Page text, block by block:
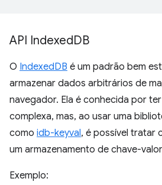
API IndexedDB
O IndexedDB é um padrão bem
armazenar dados arbitrários de
navegador. Ela é conhecida por
complexa, mas, ao usar uma
como idb-keyval, é possível tratar
um armazenamento de chave-
Exemplo: